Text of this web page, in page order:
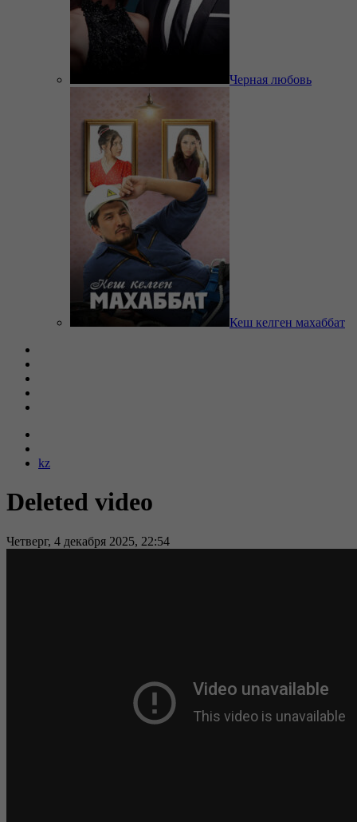
Черная любовь
Кеш келген махаббат
kz
Deleted video
Четверг, 4 декабря 2025, 22:54